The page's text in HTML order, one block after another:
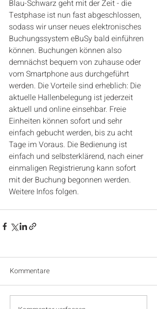
Blau-Schwarz geht mit der Zeit - die
Testphase ist nun fast abgeschlossen,
sodass wir unser neues elektronisches
Buchungssystem eBuSy bald einführen
können. Buchungen können also
demnächst bequem von zuhause oder
vom Smartphone aus durchgeführt
werden. Die Vorteile sind erheblich: Die
aktuelle Hallenbelegung ist jederzeit
aktuell und online einsehbar. Freie
Einheiten können sofort und sehr
einfach gebucht werden, bis zu acht
Tage im Voraus. Die Bedienung ist
einfach und selbsterklärend, nach einer
einmaligen Registrierung kann sofort
mit der Buchung begonnen werden.
Weitere Infos folgen.
Kommentare